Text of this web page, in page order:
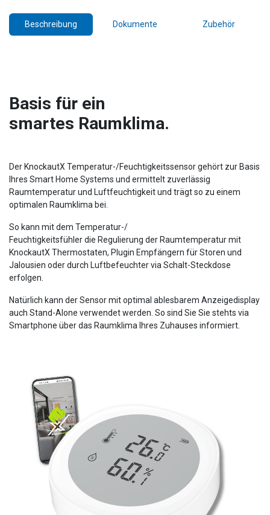
Beschreibung Dokumente Zubehör
Basis für ein
smartes Raumklima.
Der KnockautX Temperatur-/Feuchtigkeitssensor gehört zur Basis
Ihres Smart Home Systems und ermittelt zuverlässig
Raumtemperatur und Luftfeuchtigkeit und trägt so zu einem
optimalen Raumklima bei.
So kann mit dem Temperatur-/
Feuchtigkeitsfühler die Regulierung der Raumtemperatur mit
KnockautX Thermostaten, Plugin Empfängern für Storen und
Jalousien oder durch Luftbefeuchter via Schalt-Steckdose
erfolgen.
Natürlich kann der Sensor mit optimal ablesbarem Anzeigedisplay
auch Stand-Alone verwendet werden. So sind Sie Sie stehts via
Smartphone über das Raumklima Ihres Zuhauses informiert.